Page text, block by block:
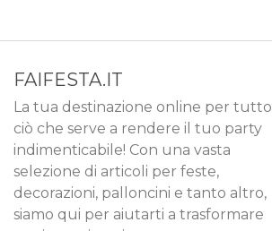
FAIFESTA.IT
La tua destinazione online per tutto
ciò che serve a rendere il tuo party
indimenticabile! Con una vasta
selezione di articoli per feste,
decorazioni, palloncini e tanto altro,
siamo qui per aiutarti a trasformare